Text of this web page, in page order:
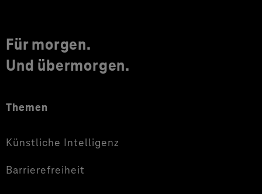
Für morgen.
Und übermorgen.
Themen
Künstliche Intelligenz
Barrierefreiheit